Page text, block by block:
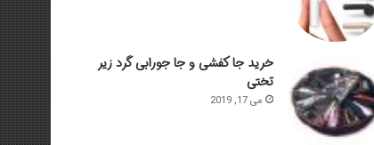
خرید جا کفشی و جا جورابی گرد زیر
تختی
می 17, 2019